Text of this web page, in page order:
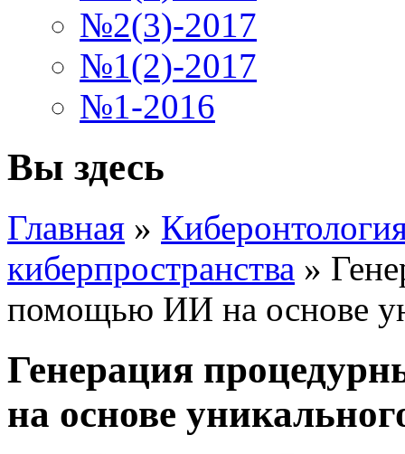
№2(3)-2017
№1(2)-2017
№1-2016
Вы здесь
Главная »
киберпространства »
помощью ИИ на основе
Генерация
на основе